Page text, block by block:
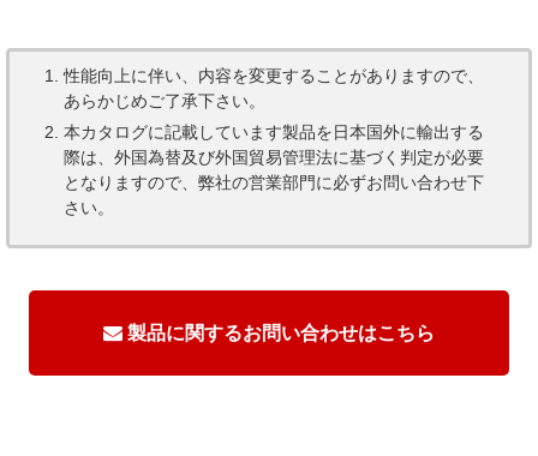
性能向上に伴い、内容を変更することがありますので、
あらかじめご了承下さい。
本カタログに記載しています製品を日本国外に輸出する
際は、外国為替及び外国貿易管理法に基づく判定が必要
となりますので、弊社の営業部門に必ずお問い合わせ下
さい。
製品に関するお問い合わせはこちら